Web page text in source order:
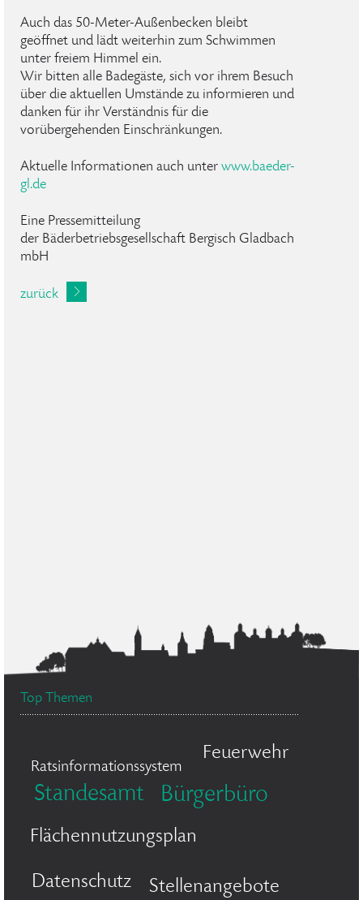
Auch das 50-Meter-Außenbecken bleibt
geöffnet und lädt weiterhin zum Schwimmen
unter freiem Himmel ein.
Wir bitten alle Badegäste, sich vor ihrem Besuch
über die aktuellen Umstände zu informieren und
danken für ihr Verständnis für die
vorübergehenden Einschränkungen.
Aktuelle Informationen auch unter www.baeder-
gl.de
Eine Pressemitteilung
der Bäderbetriebsgesellschaft Bergisch Gladbach
mbH
zurück
Top Themen
Ratsinformationssystem
Feuerwehr
Standesamt Bürgerbüro
Flächennutzungsplan
Datenschutz Stellenangebote